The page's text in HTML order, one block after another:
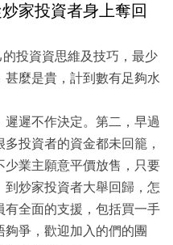
家投資者身上奪回
投資資思維及技巧，最少
麼是貴，計到數有足夠水
遲不作決定。第二，早過
投資者的資金都未回籠，
業主願意平價放售，只要
炒家投資者大舉回歸，怎
有全面的支援，包括買一手
夠爭，歡迎加入的們的團